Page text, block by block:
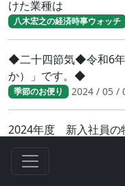
けた業種は
八木宏之の経済時事ウォッチ
◆二十四節気◆令和6年
か）」です。◆
季節のお便り 2024 / 05 /
2024年度 新入社員の